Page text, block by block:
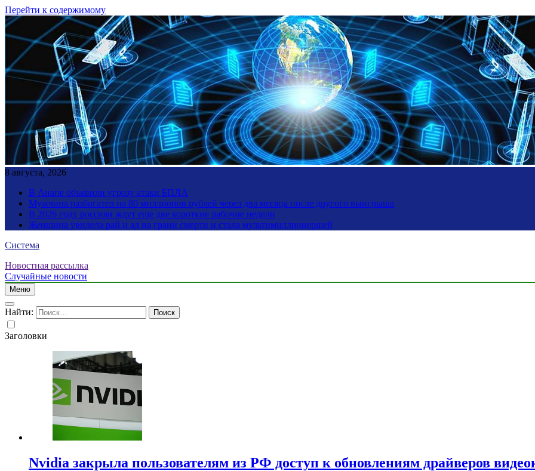
Перейти к содержимому
8 августа, 2026
В Анапе объявили угрозу атаки БПЛА
Мужчина разбогател на 80 миллионов рублей через два месяца после другого выигрыша
В 2026 году россиян ждут еще две короткие рабочие недели
Женщина увидела рай и ад на грани смерти и стала мультимиллионершей
Система
Новостная рассылка
Случайные новости
Меню
Найти:
Заголовки
Nvidia закрыла пользователям из РФ доступ к обновлениям драйверов